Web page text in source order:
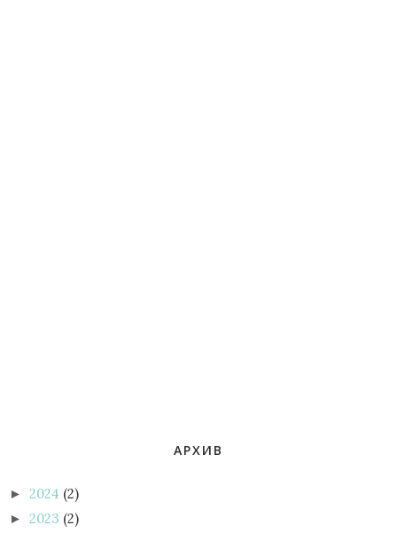
АРХИВ
► 2024 (2)
► 2023 (2)